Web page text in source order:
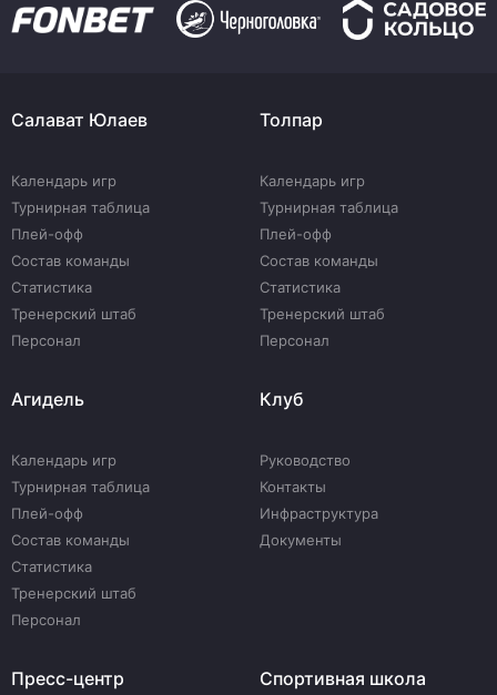
Салават Юлаев
Календарь игр
Турнирная таблица
Плей-офф
Состав команды
Статистика
Тренерский штаб
Персонал
Толпар
Календарь игр
Турнирная таблица
Плей-офф
Состав команды
Статистика
Тренерский штаб
Персонал
Агидель
Календарь игр
Турнирная таблица
Плей-офф
Состав команды
Статистика
Тренерский штаб
Персонал
Клуб
Руководство
Контакты
Инфраструктура
Документы
Пресс-центр Спортивная школа